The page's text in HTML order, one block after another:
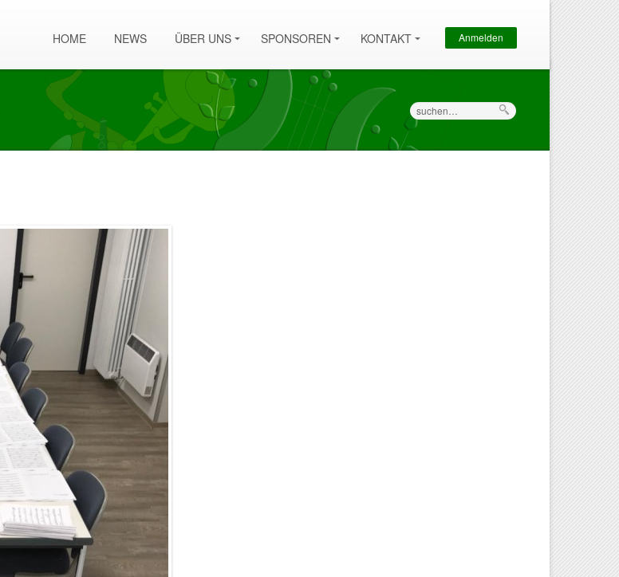
Sekundärmenü
Anmelden
HOME NEWS ÜBER UNS SPONSOREN KONTAKT
Suche